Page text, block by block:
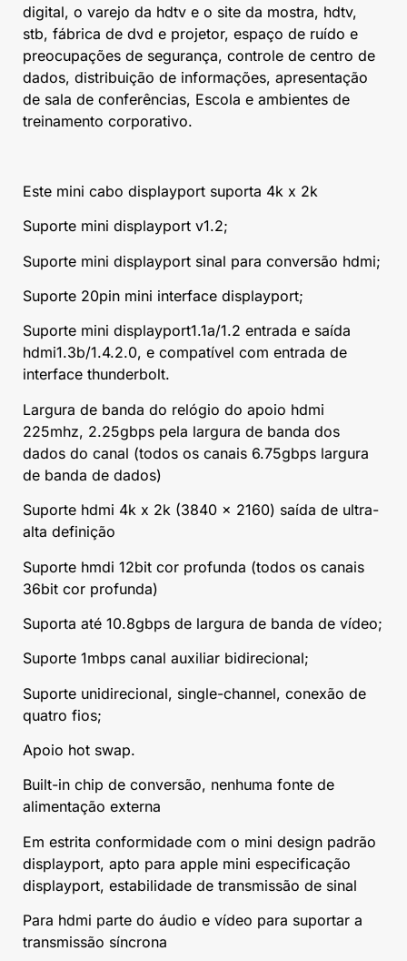
digital, o varejo da hdtv e o site da mostra, hdtv,
stb, fábrica de dvd e projetor, espaço de ruído e
preocupações de segurança, controle de centro de
dados, distribuição de informações, apresentação
de sala de conferências, Escola e ambientes de
treinamento corporativo.
Este mini cabo displayport suporta 4k x 2k
Suporte mini displayport v1.2;
Suporte mini displayport sinal para conversão hdmi;
Suporte 20pin mini interface displayport;
Suporte mini displayport1.1a/1.2 entrada e saída
hdmi1.3b/1.4.2.0, e compatível com entrada de
interface thunderbolt.
Largura de banda do relógio do apoio hdmi
225mhz, 2.25gbps pela largura de banda dos
dados do canal (todos os canais 6.75gbps largura
de banda de dados)
Suporte hdmi 4k x 2k (3840 × 2160) saída de ultra-
alta definição
Suporte hmdi 12bit cor profunda (todos os canais
36bit cor profunda)
Suporta até 10.8gbps de largura de banda de vídeo;
Suporte 1mbps canal auxiliar bidirecional;
Suporte unidirecional, single-channel, conexão de
quatro fios;
Apoio hot swap.
Built-in chip de conversão, nenhuma fonte de
alimentação externa
Em estrita conformidade com o mini design padrão
displayport, apto para apple mini especificação
displayport, estabilidade de transmissão de sinal
Para hdmi parte do áudio e vídeo para suportar a
transmissão síncrona